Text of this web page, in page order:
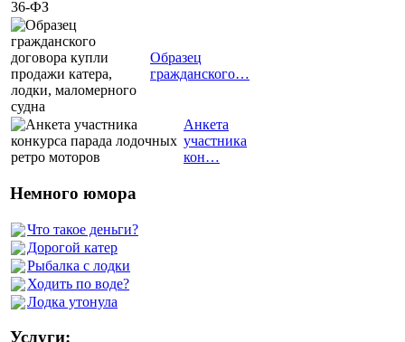
Образец
гражданского…
Анкета
участника
кон…
Немного юмора
Что такое деньги?
Дорогой катер
Рыбалка с лодки
Ходить по воде?
Лодка утонула
Услуги: